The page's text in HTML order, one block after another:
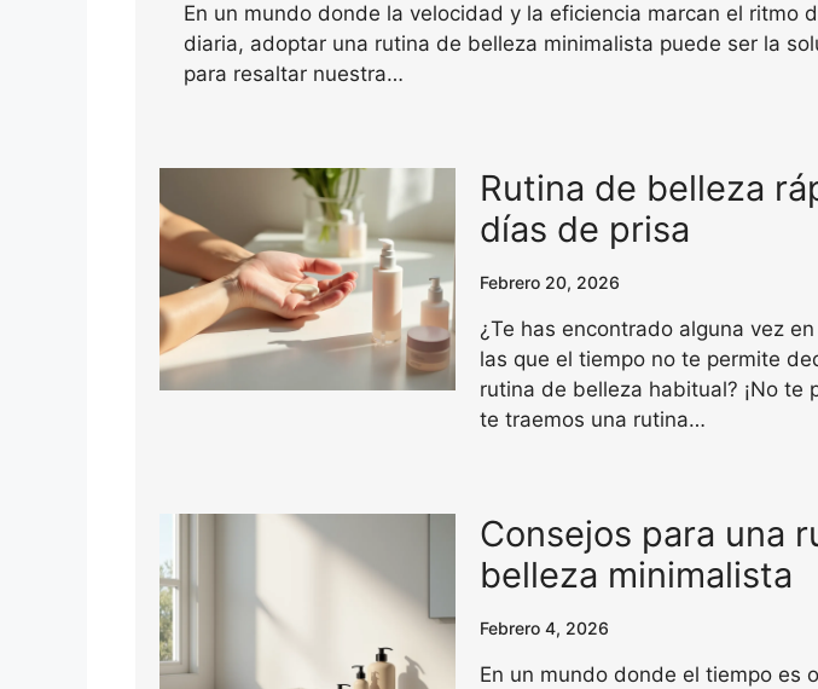
En un mundo donde la velocidad y la eficiencia marcan el ritmo
diaria, adoptar una rutina de belleza minimalista puede ser la
para resaltar nuestra…
Rutina de belleza
días de prisa
Febrero 20, 2026
¿Te has encontrado alguna vez
las que el tiempo no te permite
rutina de belleza habitual? ¡No te
te traemos una rutina…
Consejos para una
belleza minimalista
Febrero 4, 2026
En un mundo donde el tiempo es